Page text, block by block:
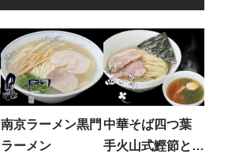
南京ラーメン黒門
ラーメン
中華そば四つ葉
手火山式鰹節と伊